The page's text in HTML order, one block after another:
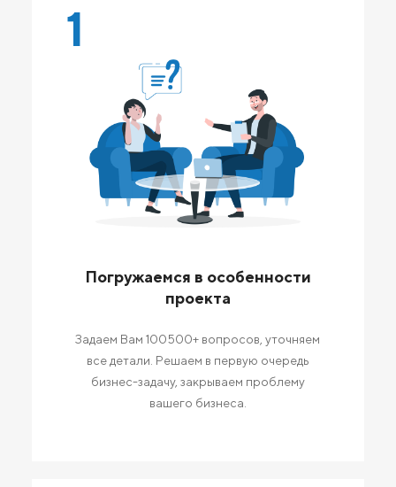
1
Погружаемся в особенности
проекта
Задаем Вам 100500+ вопросов, уточняем
все детали. Решаем в первую очередь
бизнес-задачу, закрываем проблему
вашего бизнеса.